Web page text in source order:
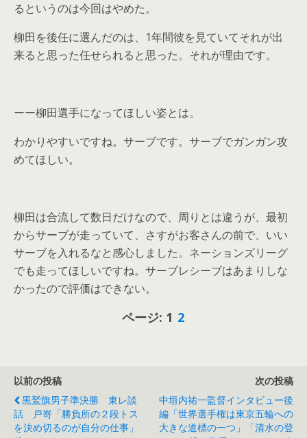
るというのは今回はやめた。
柳田を後任に選んだのは、1年間彼を見ていてそれが出
来ると思った任せられると思った。それが理由です。
ーー柳田選手になってほしい姿とは。
わかりやすいですね。サーブです。サーブでガンガン攻
めてほしい。
柳田は合流して数日だけなので、周りとは違うが、最初
からサーブが走っていて、さすがお客さんの前で、いい
サーブを入れるなと感心しました。ネーションズリーグ
でも走ってほしいですね。サーブレシーブはあまりしな
かったので評価はできない。
ページ: 1 2
以前の投稿
黒鷲旗男子準決勝 東レ談
話 戸嵜「勝負所の２段トス
を決め切るのが自分の仕事」
次の投稿
中垣内祐一監督インタビュー後
編「世界選手権は東京五輪への
大きな道標の一つ」「清水の登